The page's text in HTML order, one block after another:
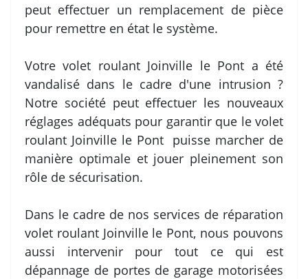
peut effectuer un remplacement de pièce
pour remettre en état le système.
Votre volet roulant Joinville le Pont a été
vandalisé dans le cadre d'une intrusion ?
Notre société peut effectuer les nouveaux
réglages adéquats pour garantir que le volet
roulant Joinville le Pont puisse marcher de
manière optimale et jouer pleinement son
rôle de sécurisation.
Dans le cadre de nos services de réparation
volet roulant Joinville le Pont, nous pouvons
aussi intervenir pour tout ce qui est
dépannage de portes de garage motorisées